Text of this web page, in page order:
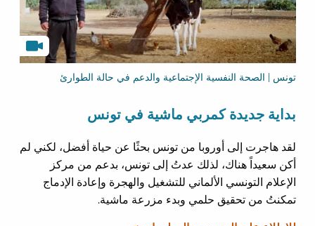
تونس | الصحة النفسية الإجتماعية والدعم في حالة الطوارئ
بداية جديدة كمربي ماشية في تونس
لقد هاجرت إلى أوروبا من تونس بحثًا عن حياة أفضل، لكني لم
أكن سعيداً هناك، لذلك عدتُ إلى تونس، بدعم من مركز
الإعلام التونسي الألماني للتشغيل والهجرة وإعادة الإدماج
تمكنتُ من تحقيق حلمي وبدء مزرعة ماشية.